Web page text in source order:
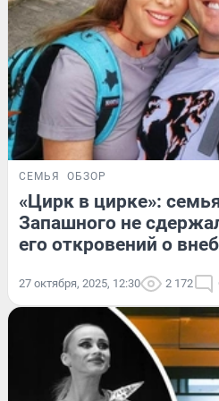
СЕМЬЯ ОБЗОР
«Цирк в цирке»:
Запашного не
его откровений о
27 октября, 2025, 12:30 2 172